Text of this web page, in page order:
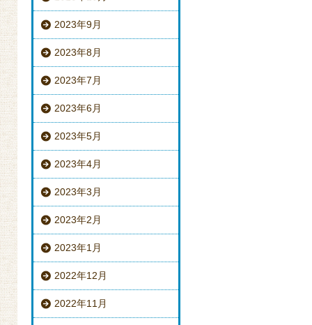
2023年9月
2023年8月
2023年7月
2023年6月
2023年5月
2023年4月
2023年3月
2023年2月
2023年1月
2022年12月
2022年11月